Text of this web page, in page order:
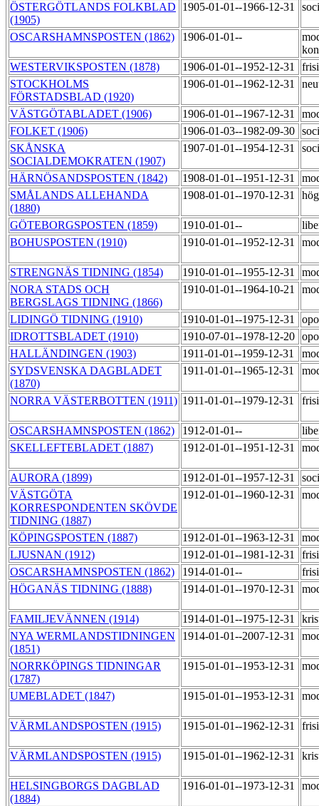
ÖSTERGÖTLANDS FOLKBLAD
(1905)
1905-01-01--1966-12-31
OSCARSHAMNSPOSTEN (1862) 1906-01-01--
WESTERVIKSPOSTEN (1878)
1906-01-01--1952-12-31
STOCKHOLMS
FÖRSTADSBLAD (1920)
1906-01-01--1962-12-31
VÄSTGÖTABLADET (1906) 1906-01-01--1967-12-31
FOLKET (1906)
1906-01-03--1982-09-30
SKÅNSKA
SOCIALDEMOKRATEN (1907)
1907-01-01--1954-12-31
HÄRNÖSANDSPOSTEN (1842) 1908-01-01--1951-12-31
SMÅLANDS ALLEHANDA
(1880)
1908-01-01--1970-12-31
GÖTEBORGSPOSTEN (1859) 1910-01-01--
BOHUSPOSTEN (1910)
1910-01-01--1952-12-31
STRENGNÄS TIDNING (1854) 1910-01-01--1955-12-31
NORA STADS OCH
BERGSLAGS TIDNING (1866)
1910-01-01--1964-10-21
LIDINGÖ TIDNING (1910) 1910-01-01--1975-12-31
IDROTTSBLADET (1910)
1910-07-01--1978-12-20
HALLÄNDINGEN (1903)
1911-01-01--1959-12-31
SYDSVENSKA DAGBLADET
(1870)
1911-01-01--1965-12-31
NORRA VÄSTERBOTTEN (1911) 1911-01-01--1979-12-31
OSCARSHAMNSPOSTEN (1862) 1912-01-01--
SKELLEFTEBLADET (1887)
1912-01-01--1951-12-31
AURORA (1899) 1912-01-01--1957-12-31
VÄSTGÖTA
KORRESPONDENTEN SKÖVDE
TIDNING (1887)
1912-01-01--1960-12-31
KÖPINGSPOSTEN (1887) 1912-01-01--1963-12-31
LJUSNAN (1912)
1912-01-01--1981-12-31
OSCARSHAMNSPOSTEN (1862)
1914-01-01--
HÖGANÄS TIDNING (1888)
1914-01-01--1970-12-31
FAMILJEVÄNNEN (1914) 1914-01-01--1975-12-31
NYA WERMLANDSTIDNINGEN
(1851)
1914-01-01--2007-12-31
NORRKÖPINGS TIDNINGAR
(1787)
1915-01-01--1953-12-31
UMEBLADET (1847) 1915-01-01--1953-12-31
VÄRMLANDSPOSTEN (1915) 1915-01-01--1962-12-31
VÄRMLANDSPOSTEN (1915) 1915-01-01--1962-12-31
HELSINGBORGS DAGBLAD
(1884)
1916-01-01--1973-12-31